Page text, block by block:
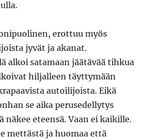
erottuu myös
jyvät ja akanat.
alkoi satamaan jäätävää tihkua
hiljalleen täyttymään
autoilijoista. Eikä
se aika perusedellytys
näkee eteensä. Vaan ei kaikille.
mettästä ja huomaa että